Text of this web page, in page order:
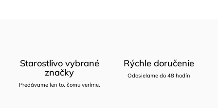
Starostlivo vybrané
značky
Predávame len to, čomu veríme.
Rýchle doručenie
Odosielame do 48 hodín